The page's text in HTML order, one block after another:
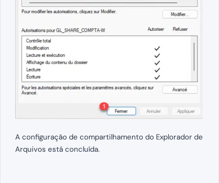
A configuração de compartilhamento do Explorador de
Arquivos está concluída.